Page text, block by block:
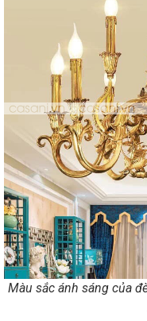
Màu sắc ánh sáng của